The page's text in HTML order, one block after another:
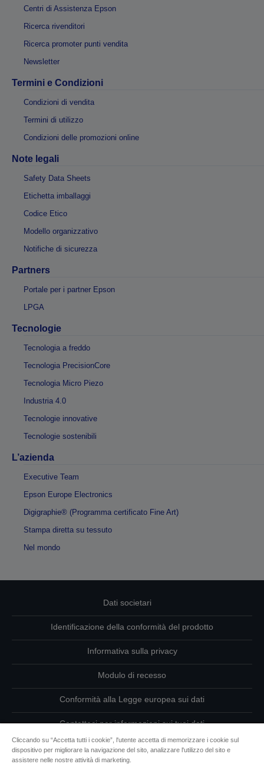
Centri di Assistenza Epson
Ricerca rivenditori
Ricerca promoter punti vendita
Newsletter
Termini e Condizioni
Condizioni di vendita
Termini di utilizzo
Condizioni delle promozioni online
Note legali
Safety Data Sheets
Etichetta imballaggi
Codice Etico
Modello organizzativo
Notifiche di sicurezza
Partners
Portale per i partner Epson
LPGA
Tecnologie
Tecnologia a freddo
Tecnologia PrecisionCore
Tecnologia Micro Piezo
Industria 4.0
Tecnologie innovative
Tecnologie sostenibili
L’azienda
Executive Team
Epson Europe Electronics
Digigraphie® (Programma certificato Fine Art)
Stampa diretta su tessuto
Nel mondo
Dati societari
Identificazione della conformità del prodotto
Informativa sulla privacy
Modulo di recesso
Conformità alla Legge europea sui dati
Contattaci per informazioni sui tuoi dati
Informazioni sui cookie
Cliccando su “Accetta tutti i cookie”, l'utente accetta di memorizzare i cookie sul
dispositivo per migliorare la navigazione del sito, analizzare l'utilizzo del sito e
assistere nelle nostre attività di marketing.